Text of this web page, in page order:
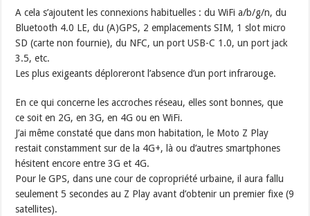
A cela s’ajoutent les connexions habituelles : du WiFi a/b/g/n, du
Bluetooth 4.0 LE, du (A)GPS, 2 emplacements SIM, 1 slot micro
SD (carte non fournie), du NFC, un port USB-C 1.0, un port jack
3.5, etc.
Les plus exigeants déploreront l’absence d’un port infrarouge.
En ce qui concerne les accroches réseau, elles sont bonnes, que
ce soit en 2G, en 3G, en 4G ou en WiFi.
J’ai même constaté que dans mon habitation, le Moto Z Play
restait constamment sur de la 4G+, là ou d’autres smartphones
hésitent encore entre 3G et 4G.
Pour le GPS, dans une cour de copropriété urbaine, il aura fallu
seulement 5 secondes au Z Play avant d’obtenir un premier fixe (9
satellites).